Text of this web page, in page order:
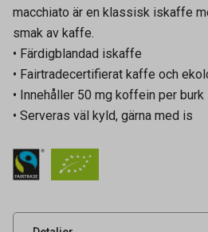
macchiato är en klassisk iskaffe
smak av kaffe.
• Färdigblandad iskaffe
• Fairtradecertifierat kaffe och
• Innehåller 50 mg koffein per burk
• Serveras väl kyld, gärna med is
Artikelnummer
Leverantörens
UNSPSC